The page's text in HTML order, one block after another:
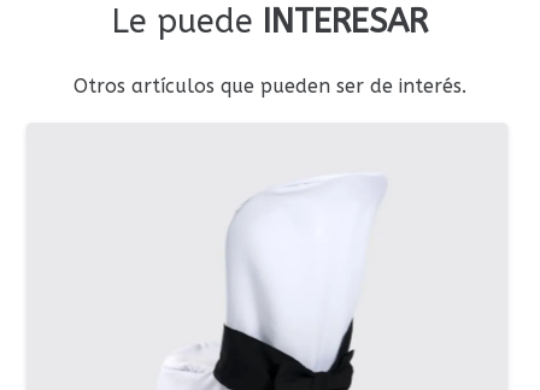
Le puede INTERESAR
Otros artículos que pueden ser de interés.